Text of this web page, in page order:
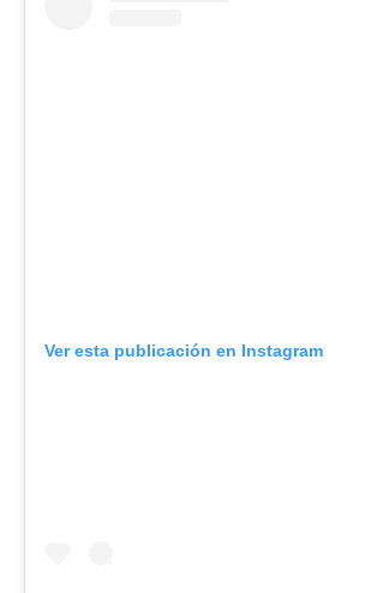
Ver esta publicación en Instagram